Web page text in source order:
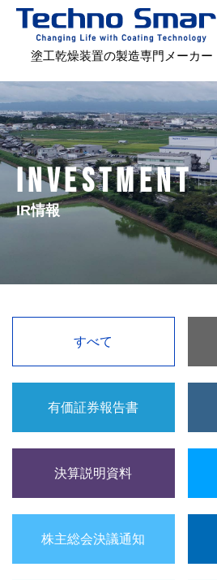
塗工乾燥装置の製造専門メーカー
INVESTMENT
IR情報
すべて
有価証券報告書
決算説明資料
株主総会決議通知